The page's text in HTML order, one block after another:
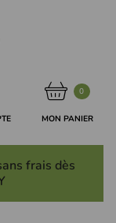
0
MON PANIER
frais dès